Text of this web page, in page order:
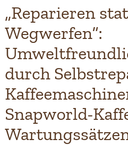
„Reparieren
Wegwerfen“:
durch
Snapworld-